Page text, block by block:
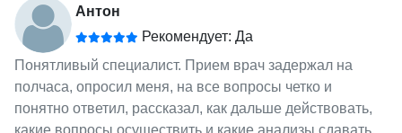
Антон
Рекомендует: Да
Понятливый специалист. Прием врач задержал на
полчаса, опросил меня, на все вопросы четко и
понятно ответил, рассказал, как дальше действовать,
какие вопросы осуществить и какие анализы сдавать,